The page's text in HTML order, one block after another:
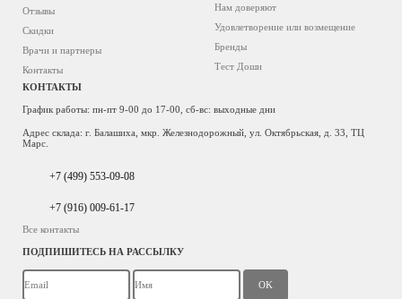
Отзывы
Скидки
Врачи и партнеры
Контакты
Нам доверяют
Удовлетворение или возмещение
Бренды
Тест Доши
КОНТАКТЫ
График работы: пн-пт 9-00 до 17-00, сб-вс: выходные дни
Адрес склада: г. Балашиха, мкр. Железнодорожный, ул. Октябрьская, д. 33, ТЦ
Марс.
+7 (499) 553-09-08
+7 (916) 009-61-17
Все контакты
ПОДПИШИТЕСЬ НА РАССЫЛКУ
OK